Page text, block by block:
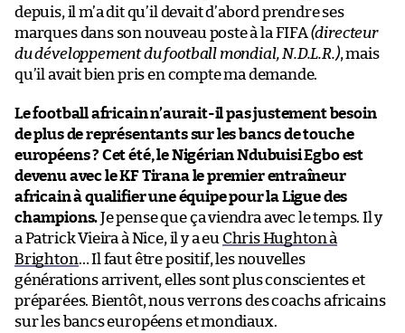
depuis, il m’a dit qu’il devait d’abord prendre ses
marques dans son nouveau poste à la FIFA(directeur
du développement du football mondial, N.D.L.R.), mais
qu’il avait bien pris en compte ma demande.
Le football africain n’aurait-il pas justement besoin
de plus de représentants sur les bancs de touche
européens ? Cet été, le Nigérian Ndubuisi Egbo est
devenu avec le KF Tirana le premier entraîneur
africain à qualifier une équipe pour la Ligue des
champions.Je pense que ça viendra avec le temps. Il y
a Patrick Vieira à Nice, il y a eu Chris Hughton à
Brighton… Il faut être positif, les nouvelles
générations arrivent, elles sont plus conscientes et
préparées. Bientôt, nous verrons des coachs africains
sur les bancs européens et mondiaux.